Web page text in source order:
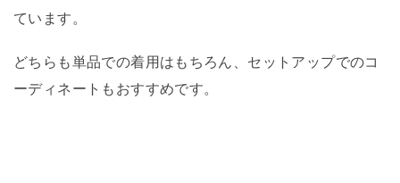
ています。
どちらも単品での着用はもちろん、セットアップでのコ
ーディネートもおすすめです。